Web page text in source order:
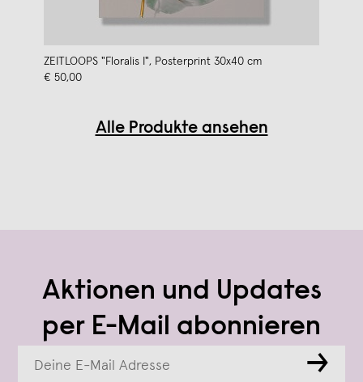
ZEITLOOPS "Floralis I", Posterprint 30x40 cm
€ 50,00
Alle Produkte ansehen
Aktionen und Updates
per E-Mail abonnieren
→